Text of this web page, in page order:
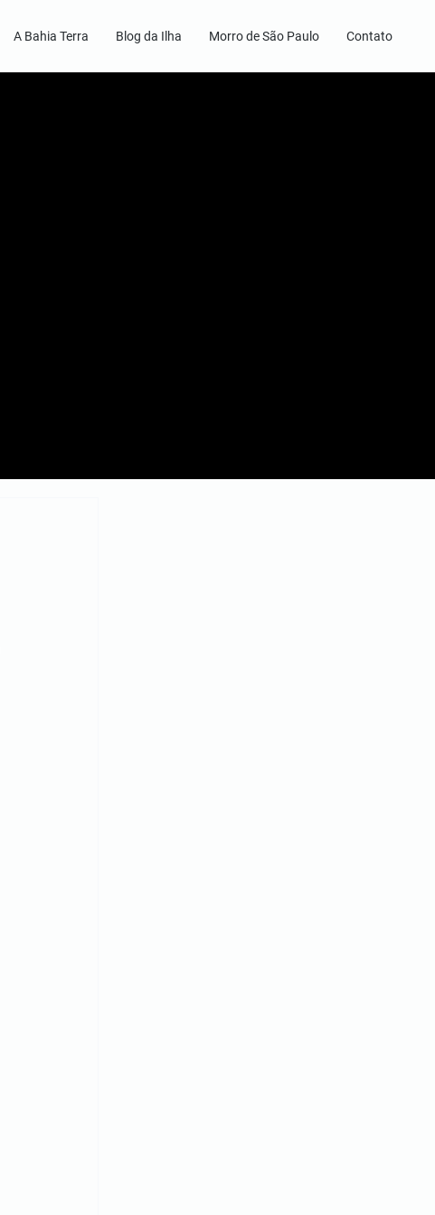
A Bahia Terra Blog da Ilha Morro de São Paulo Contato